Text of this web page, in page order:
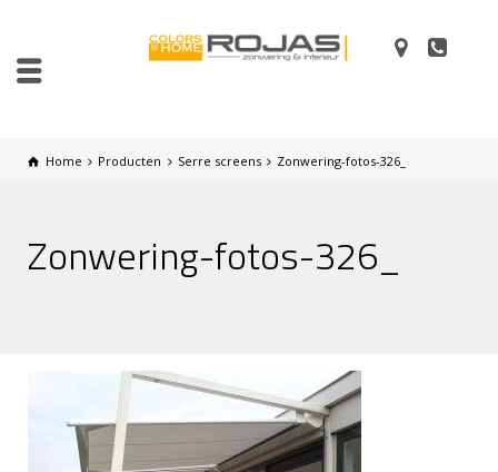
Home Producten Serre screens Zonwering-fotos-326_
Zonwering-fotos-326_